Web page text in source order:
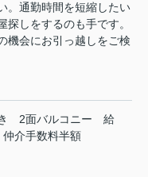
。通勤時間を短縮したい
しをするのも手です。
機会にお引っ越しをご検
2面バルコニー
給
仲介手数料半額